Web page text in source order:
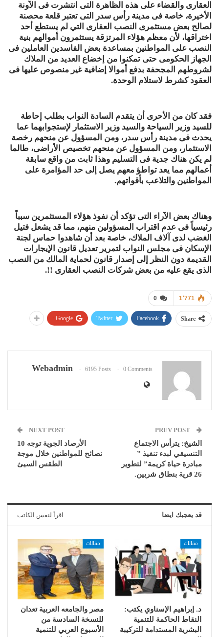
العقارى والقضاء على هذه الظاهرة التى انتشرت فى الآونة
الأخيرة، خاصة فى مدينة رأس سدر التى تعتبر قلعة محصنة
لصالح بعض مستثمرى النصب العقارى التي لم يستطع أحد
اختراقها، لأن معظم هؤلاء المرتزقة يستثمرون أموالهم بنية
النصب على المواطنين بمساعدة بعض الفاسدين العاملين فى
الجهاز الحكومى حتى تمكنوا من إخضاع العديد من الملاك
لشروطهم المجحفة بدفع أموالا إضافية غير منصوص عليها فى
العقود كشرط لاستلام الوحدة.
فقد كان من الأحرى أن يتقدم السادة النواب بطلب إحاطة
للسيد وزير السياحة والسيد وزير الاستثمار لإستجوابهما عما
يحدث فى مدينة رأس سدر، ومن المسؤول عن منحهم رخصة
الاستثمار، ومن المسؤول عن منحهم تخصيص الأراضى، طالما
لم يكن هناك جدية فى التسليم وهذا ثابت من واقع سابقة
أعمالهم مما يعد تواطؤ معهم يصل إلى حد المؤامرة على
المواطنين والتلاعب بأقواتهم.
وهناك بعض الآراء التى تؤكد أن نفوذ هؤلاء المستثمرين سبباً
رئيسياً فى عدم اقتراب المسؤولين منهم، مما قد يشعل فتيل
الغضب لدى آلاف الملاك، خاصة بعد أن شاهدوا حماس لجنة
الإسكان فى مجلس النواب لتمرير تعديل قانون الإيجارات
القديمة دون النظر إلى إصدار قانون لحماية المالك من النصب
الذى يقع عليه من بعض شركات النصب العقارى !!.
0 1٬771
Share
Facebook
Twitter
Google+
Webadmin 6195 Posts 0 Comments
الشيخ: يترأس الاجتماع
التنسيقي لبدء تنفيذ ”
مبادرة حياة كريمة” لتطوير
26 قرية بنطاق شربين.
NEXT POST
الأرصاد الجوية توجه 10
نصائح للمواطنين خلال موجة
الطقس السيئ
قد يعجبك ايضا اقرأ لنفس الكاتب
مقالات
د. إبراهيم الإسناوي يكتب:
النقاط الحاكمة للتنمية
البشرية المستدامة للتركيبة
مقالات
مصر والجامعه العربية تعدان
للنسخة السادسة من
الأسبوع العربي للتنمية